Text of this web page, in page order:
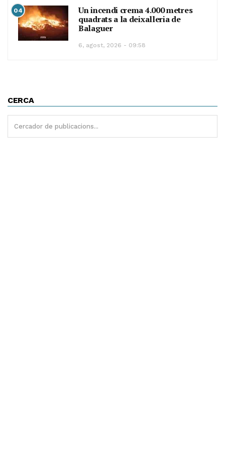
04
Un incendi crema 4.000 metres
quadrats a la deixalleria de
Balaguer
6, agost, 2026 - 09:58
CERCA